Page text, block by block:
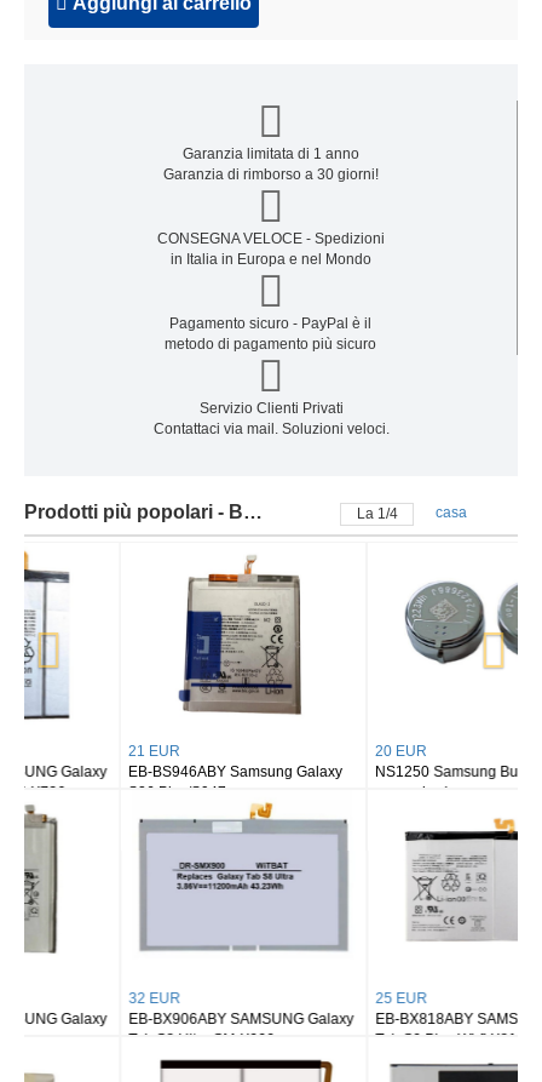
Garanzia limitata di 1 anno
Garanzia di rimborso a 30 giorni!
CONSEGNA VELOCE - Spedizioni
in Italia in Europa e nel Mondo
Pagamento sicuro - PayPal è il
metodo di pagamento più sicuro
Servizio Clienti Privati
Contattaci via mail. Soluzioni veloci.
Prodotti più popolari - Batteria samsung La 2/4 casa
EB-BS946ABY Samsung Galaxy
S26 Plus/S947
NS1250 Samsung Buds 2/ buds 2
EB-BX906ABY SAMSUNG Galaxy
Tab S8 Ultra SM-X900
EB-BX818ABY SAMSUNG Galaxy
Tab S9 Plus Wi-fi X810/5G X816